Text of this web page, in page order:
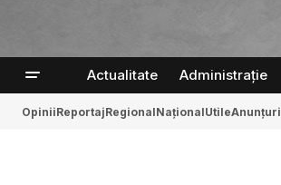
Actualitate Administrație
OpiniiReportajRegionalNaționalUtileAnunțuri